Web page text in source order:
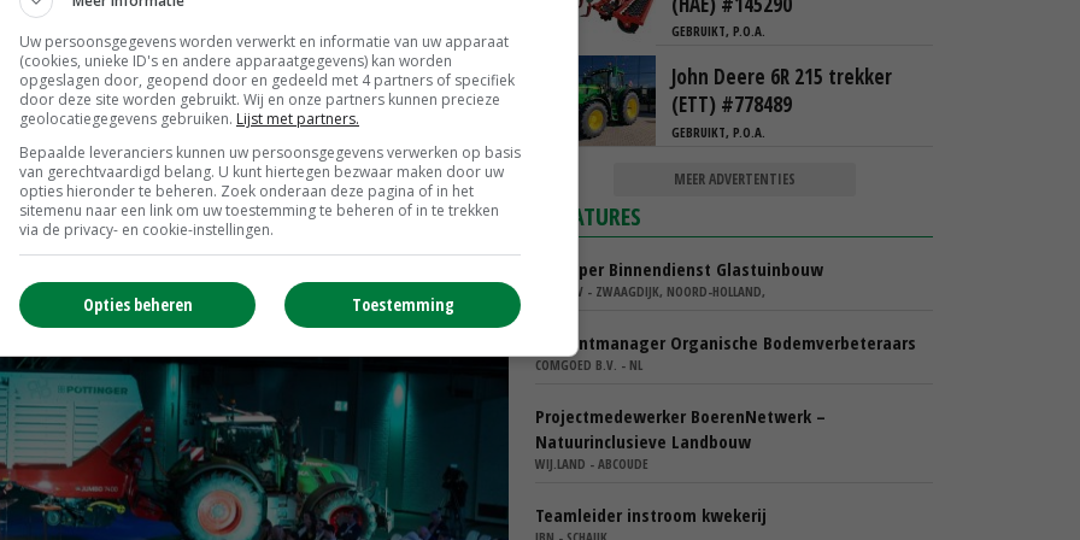
is voorspelbaarheid van beleid. Elke zeven
(GLB) vernieuwd. Die periode is te kort voor
Hansen. 'We hoeven niet alles te veranderen. Ik
naar meer voorspelbaarheid, zodat boeren de
GEBRUIKT, P.O.A.
John Deere 6R 215 trekker
(ETT) #778489
GEBRUIKT, P.O.A.
MEER ADVERTENTIES
VACATURES
Verkoper Binnendienst Glastuinbouw
KARO BV - ZWAAGDIJK, NOORD-HOLLAND,
Accountmanager Organische Bodemverbeteraars
COMGOED B.V. - NL
Projectmedewerker BoerenNetwerk –
Natuurinclusieve Landbouw
WIJ.LAND - ABCOUDE
Teamleider instroom kwekerij
Uw persoonsgegevens worden verwerkt en informatie van uw apparaat
(cookies, unieke ID's en andere apparaatgegevens) kan worden
opgeslagen door, geopend door en gedeeld met 4 partners of specifiek
door deze site worden gebruikt. Wij en onze partners kunnen precieze
geolocatiegegevens gebruiken. Lijst met partners.
Bepaalde leveranciers kunnen uw persoonsgegevens verwerken op basis
van gerechtvaardigd belang. U kunt hiertegen bezwaar maken door uw
opties hieronder te beheren. Zoek onderaan deze pagina of in het
sitemenu naar een link om uw toestemming te beheren of in te trekken
via de privacy- en cookie-instellingen.
Toestemming
Opties beheren